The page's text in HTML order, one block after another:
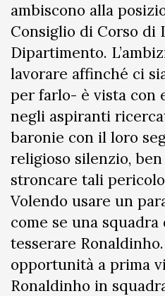
ambiscono alla
Consiglio di Corso di
Dipartimento.
lavorare affinché ci
per farlo- è vista con
negli aspiranti
baronie con il loro
religioso silenzio,
stroncare tali
Volendo usare un
come se una
tesserare
opportunità a prima
Ronaldinho in